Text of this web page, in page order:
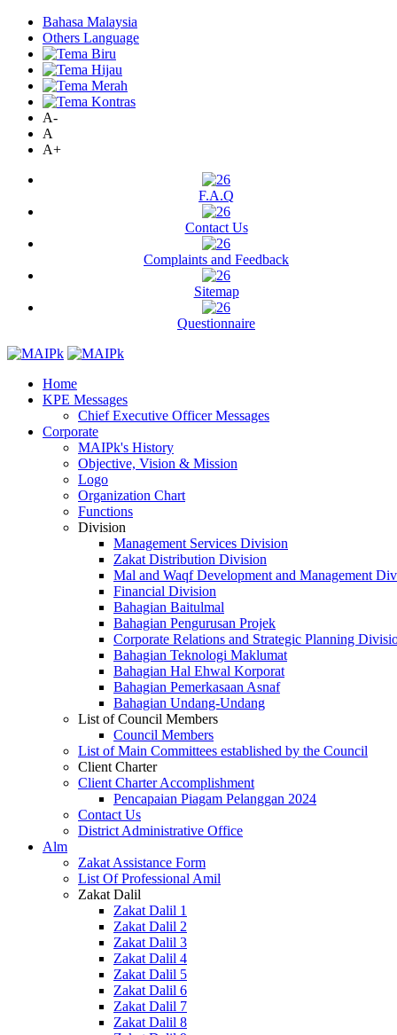
Bahasa Malaysia
Others Language
A-
A
A+
F.A.Q
Contact Us
Complaints and Feedback
Sitemap
Questionnaire
Home
KPE Messages
Chief Executive Officer Messages
Corporate
MAIPk's History
Objective, Vision & Mission
Logo
Organization Chart
Functions
Division
Management Services Division
Zakat Distribution Division
Mal and Waqf Development and Management
Financial Division
Bahagian Baitulmal
Bahagian Pengurusan Projek
Corporate Relations and Strategic Planning
Bahagian Teknologi Maklumat
Bahagian Hal Ehwal Korporat
Bahagian Pemerkasaan Asnaf
Bahagian Undang-Undang
List of Council Members
Council Members
List of Main Committees established by the Council
Client Charter
Client Charter Accomplishment
Pencapaian Piagam Pelanggan 2024
Contact Us
District Administrative Office
Alm
Zakat Assistance Form
List Of Professional Amil
Zakat Dalil
Zakat Dalil 1
Zakat Dalil 2
Zakat Dalil 3
Zakat Dalil 4
Zakat Dalil 5
Zakat Dalil 6
Zakat Dalil 7
Zakat Dalil 8